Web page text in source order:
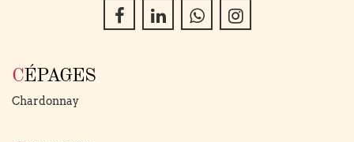
CÉPAGES
Chardonnay